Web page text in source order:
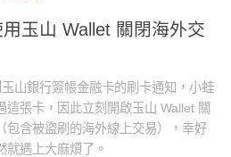
玉山 Wallet 關閉海外交
山銀行簽帳金融卡的刷卡通知，小蛙
這張卡，因此立刻開啟玉山 Wallet 關
包含被盜刷的海外線上交易），幸好
就遇上大麻煩了。